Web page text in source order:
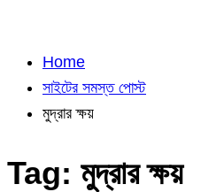
Home
সাইটের সমস্ত পোস্ট
মুদ্রার ক্ষয়
Tag: মুদ্রার ক্ষয়